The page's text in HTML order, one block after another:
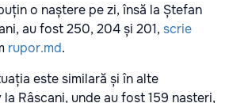
o naștere pe zi, însă la Ștefan
au fost 250, 204 și 201, scrie
rupor.md.
este similară și în alte
Râșcani, unde au fost 159 nașteri,